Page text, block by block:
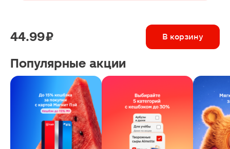
44.99 ₽ В корзину
Популярные акции